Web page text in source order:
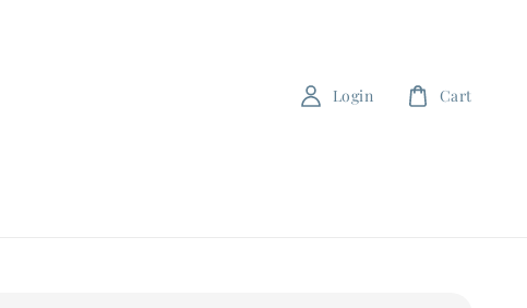
Login Cart